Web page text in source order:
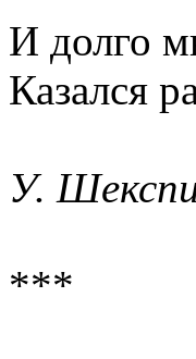
И долго
Казался
У.
***